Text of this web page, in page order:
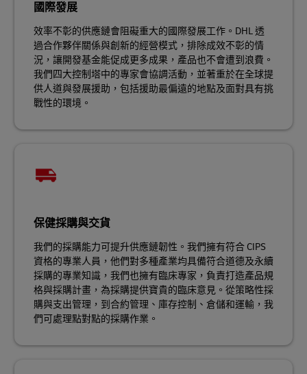
國際發展
效率不彰的供應鏈會阻礙重大的國際發展工作。DHL 透
過合作夥伴關係與創新的經營模式，排除成效不彰的情
況，讓開發基金能促成更多成果，產品也不會遭到浪費。
我們四大控制塔中的專家會協調活動，並著重於在全球提
供人道與發展援助，包括援助最偏遠的地點及面對具有挑
戰性的環境。
保健採購與交貨
我們的採購能力可提升供應鏈韌性。我們擁有符合 CIPS
資格的專業人員，他們對多種產業均具備符合道德及永續
採購的專業知識，我們也擁有臨床專家，負責打造產品規
格與採購計畫，為採購提供寶貴的臨床意見。從策略性採
購與支出管理，到合約管理、庫存控制、倉儲和運輸，我
們可處理點對點的採購作業。